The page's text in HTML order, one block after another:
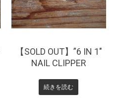
【SOLD OUT】”6 IN 1″
NAIL CLIPPER
続きを読む